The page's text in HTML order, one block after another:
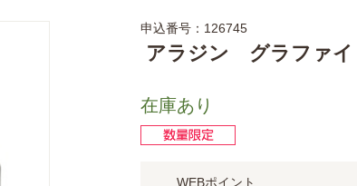
申込番号：126745
アラジン グラファ
在庫あり
WEBポイント